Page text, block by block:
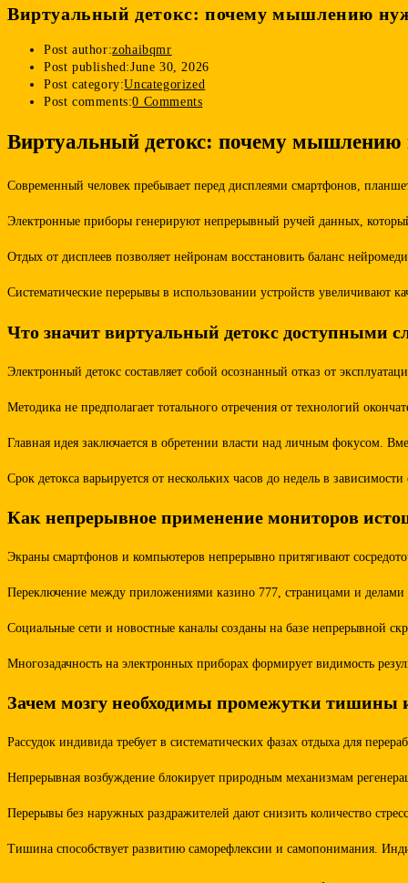
Виртуальный детокс: почему мышлению
Post author:zohaibqmr
Post published:June 30, 2026
Post category:Uncategorized
Post comments:0 Comments
Виртуальный детокс: почему мышлению
Современный человек пребывает перед дисплеями смартфонов,
Электронные приборы генерируют непрерывный ручей данных, который
Отдых от дисплеев позволяет нейронам восстановить баланс
Систематические перерывы в использовании устройств увеличивают
Что значит виртуальный детокс доступными
Электронный детокс составляет собой осознанный отказ от
Методика не предполагает тотального отречения от технологий
Главная идея заключается в обретении власти над личным фокусом.
Срок детокса варьируется от нескольких часов до недель в
Как непрерывное применение мониторов
Экраны смартфонов и компьютеров непрерывно притягивают
Переключение между приложениями казино 777, страницами и делами
Социальные сети и новостные каналы созданы на базе непрерывной
Многозадачность на электронных приборах формирует видимость
Зачем мозгу необходимы промежутки тишины
Рассудок индивида требует в систематических фазах отдыха для
Непрерывная возбуждение блокирует природным механизмам
Перерывы без наружных раздражителей дают снизить количество
Тишина способствует развитию саморефлексии и самопонимания.